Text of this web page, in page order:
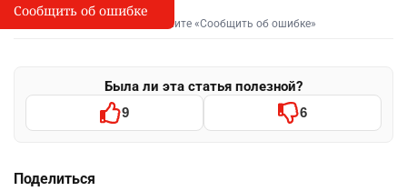
I
Сообщить об опечатке
Выделите фрагмент и нажмите «Сообщить об ошибке»
Была ли эта статья полезной?
9 6
Поделиться
Сообщить об ошибке